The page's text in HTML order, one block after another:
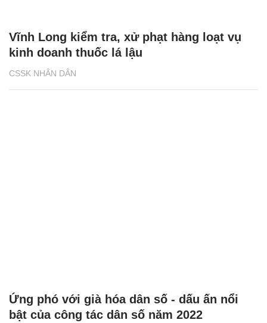
CSSK NHÂN DÂN
Vĩnh Long kiểm tra, xử phạt hàng loạt vụ
kinh doanh thuốc lá lậu
Ứng phó với già hóa dân số - dấu ấn nổi
bật của công tác dân số năm 2022